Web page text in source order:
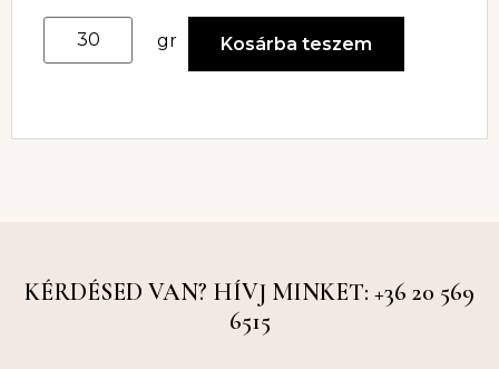
gr Kosárba teszem
KÉRDÉSED VAN? HÍVJ MINKET: +36 20 569
6515